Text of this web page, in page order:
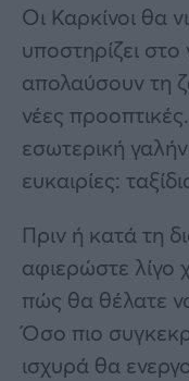
Οι Καρκίνοι θα
υποστηρίζει
απολαύσουν τη
νέες
εσωτερική
ευκαιρίες:
Πριν ή κατά τη
αφιερώστε λίγο
πώς θα θέλατε
Όσο πιο
ισχυρά θα